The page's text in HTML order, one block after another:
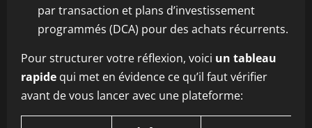
par transaction et plans d’investissement
programmés (DCA) pour des achats récurrents.
Pour structurer votre réflexion, voici un tableau
rapide qui met en évidence ce qu’il faut vérifier
avant de vous lancer avec une plateforme: